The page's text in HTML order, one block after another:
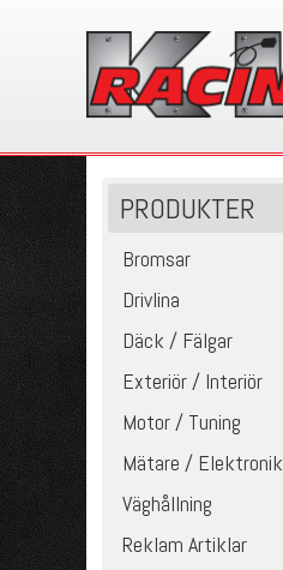
PRODUKTER
Bromsar
Drivlina
Däck / Fälgar
Exteriör / Interiör
Motor / Tuning
Mätare / Elektronik
Väghållning
Reklam Artiklar